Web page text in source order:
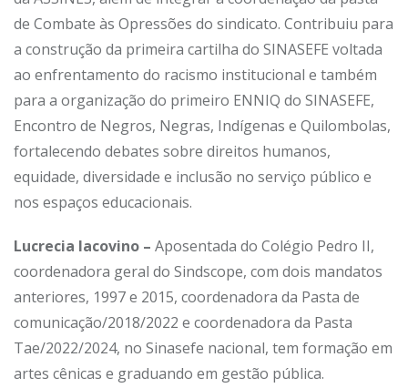
de Combate às Opressões do sindicato. Contribuiu para
a construção da primeira cartilha do SINASEFE voltada
ao enfrentamento do racismo institucional e também
para a organização do primeiro ENNIQ do SINASEFE,
Encontro de Negros, Negras, Indígenas e Quilombolas,
fortalecendo debates sobre direitos humanos,
equidade, diversidade e inclusão no serviço público e
nos espaços educacionais.
Lucrecia Iacovino – Aposentada do Colégio Pedro II,
coordenadora geral do Sindscope, com dois mandatos
anteriores, 1997 e 2015, coordenadora da Pasta de
comunicação/2018/2022 e coordenadora da Pasta
Tae/2022/2024, no Sinasefe nacional, tem formação em
artes cênicas e graduando em gestão pública.